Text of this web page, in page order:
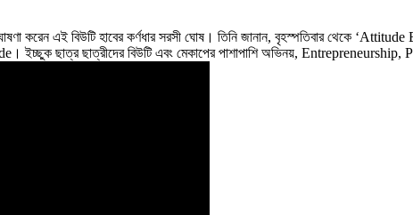
করেন এই বিউটি হাবের কর্ণধার সরসী ঘোষ। তিনি জানান, বৃহস্পতিবার থেকে
ইচ্ছুক ছাত্র ছাত্রীদের বিউটি এবং মেকাপের পাশাপাশি অভিনয়,